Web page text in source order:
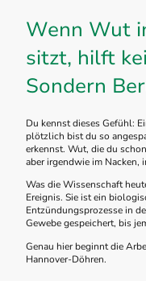
Wenn Wut
sitzt, hilft
Sondern
Du kennst dieses Gefühl:
plötzlich bist du so
erkennst. Wut, die du
aber irgendwie im Nacken,
Was die Wissenschaft
Ereignis. Sie ist ein
Entzündungsprozesse in
Gewebe gespeichert, bis
Genau hier beginnt die
Hannover-Döhren.